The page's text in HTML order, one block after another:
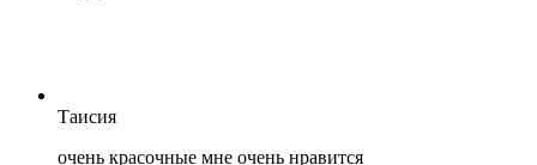
Таисия
очень красочные мне очень нравится